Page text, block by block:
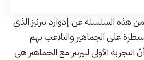
من هذه السلسلة عن إدوارد بيرنيز الذي
على الجماهير والتلاعب بهم
التجربة الأولى لبيرنيز مع الجماهير هي